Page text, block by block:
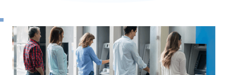
#ネパール #ミャンマー# 大都市圏
日本語教育
#マネジメント#入社準備・手続き#内定・契約#面接・選考
# 求人作成 #その他在留資格 #留学生・家族滞在
#永住者・定住者 技能実習#技術・人文知識・国際業務